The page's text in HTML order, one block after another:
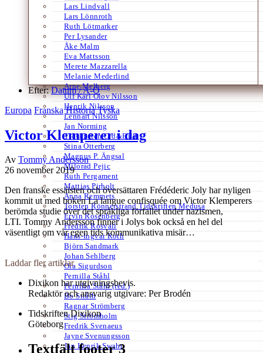
Lars Lindvall
Lars Lönnroth
Ruth Lötmarker
Per Lysander
Åke Malm
Eva Mattsson
Merete Mazzarella
Melanie Mederlind
Arne Melberg
Ulf Karl Olov Nilsson
Henrik Nilsson
Lennart Nilsson
Jan Norming
Tidskriften Ord&Bild
Stina Otterberg
Magnus P. Ängsal
Milorad Pejic
Ruth Pergament
Mattias Pirholt
Anna Remmets
Torsten Rönnerstrand Tidskriften Medusa
Ervin Rosenberg
Fredrik Rosvall
Hans-Ingvar Roth
Björn Sandmark
Johan Sehlberg
Ola Sigurdson
Pernilla Ståhl
Pernilla Ståhl (red.)
Bo Stråth
Ragnar Strömberg
Stig Strömholm
Fredrik Svenaeus
Jayne Svenungsson
Jan Henrik Swahn
Efter:Datum /A-Ö
Europa Franska Historia Tyska
Victor Klemperer i dag
Av Tommy Andersson
26 november 2019
Den franske essäisten och översättaren Frédéderic Joly har nyligen
kommit ut med boken La langue confisquée om Victor Klemperers
berömda studie över det språkliga förfallet under nazismen,
LTI. Tommy Andersson finner i Jolys bok också en hel del
väsentligt om vår egen tids kommunikativa misär…
Laddar fler artiklar
Dixikon har utgivningsbevis.
Redaktör och ansvarig utgivare: Per Brodén
Tidskriften Dixikon
Göteborg
Textfält footer 3